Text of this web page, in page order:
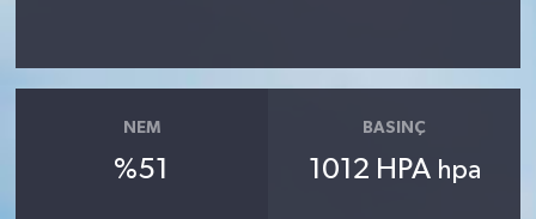
NEM
%51
BASINÇ
1012 HPA hpa